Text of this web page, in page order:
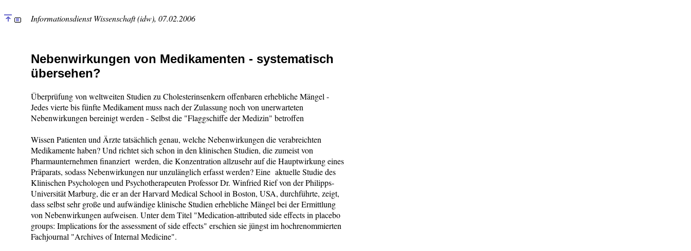
Informationsdienst Wissenschaft (idw), 07.02.2006
Nebenwirkungen von Medikamenten - systematisch
übersehen?
Überprüfung von weltweiten Studien zu Cholesterinsenkern offenbaren erhebliche Mängel -
Jedes vierte bis fünfte Medikament muss nach der Zulassung noch von unerwarteten
Nebenwirkungen bereinigt werden - Selbst die "Flaggschiffe der Medizin" betroffen
Wissen Patienten und Ärzte tatsächlich genau, welche Nebenwirkungen die verabreichten
Medikamente haben? Und richtet sich schon in den klinischen Studien, die zumeist von
Pharmaunternehmen finanziert werden, die Konzentration allzusehr auf die Hauptwirkung eines
Präparats, sodass Nebenwirkungen nur unzulänglich erfasst werden? Eine aktuelle Studie des
Klinischen Psychologen und Psychotherapeuten Professor Dr. Winfried Rief von der Philipps-
Universität Marburg, die er an der Harvard Medical School in Boston, USA, durchführte, zeigt,
dass selbst sehr große und aufwändige klinische Studien erhebliche Mängel bei der Ermittlung
von Nebenwirkungen aufweisen. Unter dem Titel "Medication-attributed side effects in placebo
groups: Implications for the assessment of side effects" erschien sie jüngst im hochrenommierten
Fachjournal "Archives of Internal Medicine".